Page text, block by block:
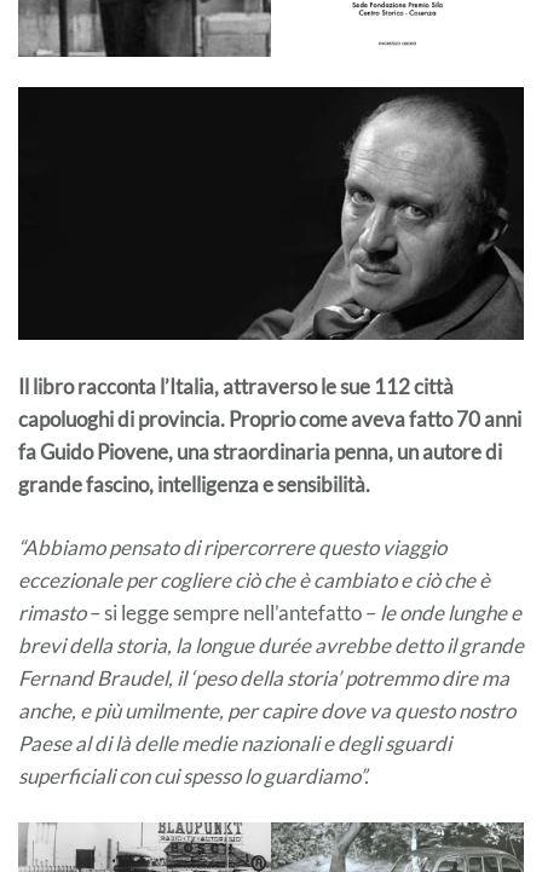
Il libro racconta l’Italia, attraverso le sue 112 città
capoluoghi di provincia. Proprio come aveva fatto 70 anni
fa Guido Piovene, una straordinaria penna, un autore di
grande fascino, intelligenza e sensibilità.
“Abbiamo pensato di ripercorrere questo viaggio
eccezionale per cogliere ciò che è cambiato e ciò che è
rimasto– si legge sempre nell’antefatto – le onde lunghe e
brevi della storia, la longue durée avrebbe detto il grande
Fernand Braudel, il ‘peso della storia’ potremmo dire ma
anche, e più umilmente, per capire dove va questo nostro
Paese al di là delle medie nazionali e degli sguardi
superficiali con cui spesso lo guardiamo”.